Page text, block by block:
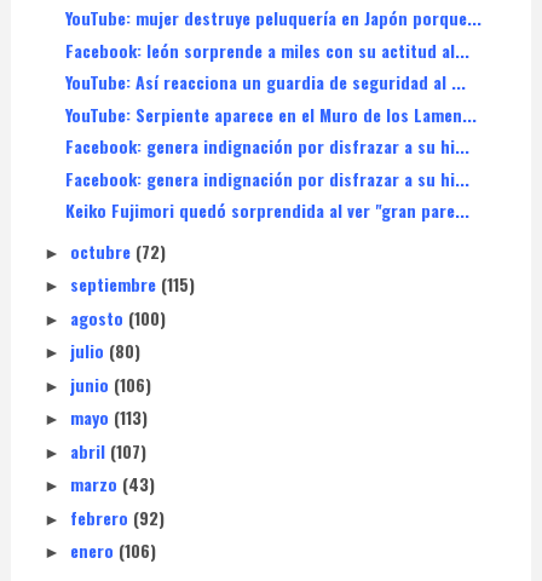
YouTube: mujer destruye peluquería en Japón porque...
Facebook: león sorprende a miles con su actitud al...
YouTube: Así reacciona un guardia de seguridad al ...
YouTube: Serpiente aparece en el Muro de los Lamen...
Facebook: genera indignación por disfrazar a su hi...
Facebook: genera indignación por disfrazar a su hi...
Keiko Fujimori quedó sorprendida al ver "gran pare...
► octubre (72)
► septiembre (115)
► agosto (100)
► julio (80)
► junio (106)
► mayo (113)
► abril (107)
► marzo (43)
► febrero (92)
► enero (106)